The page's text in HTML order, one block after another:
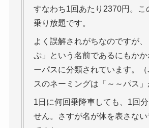
すなわち1回あたり2370円。こ
乗り放題です。
よく誤解されがちなのですが
ぷ」という名前であるにもかか
ーパスに分類されています。
スのネーミングは「～～パス」
1日に何回乗降車しても、1回
せん。さすが名が体を表さな